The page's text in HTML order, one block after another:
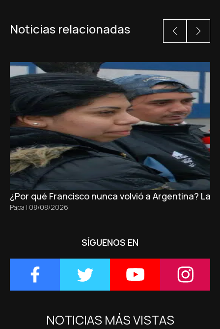
Noticias relacionadas
¿Por qué Francisco nunca volvió a Argentina? La
Papa | 08/08/2026
SÍGUENOS EN
NOTICIAS MÁS VISTAS